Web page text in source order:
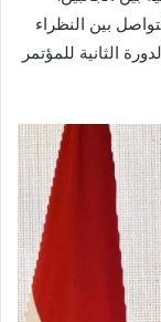
بين النظراء
الثانية للمؤتمر